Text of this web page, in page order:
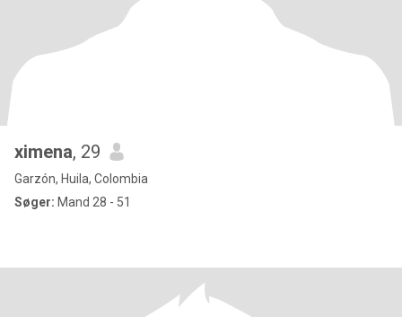
ximena, 29
Garzón, Huila, Colombia
Søger: Mand 28 - 51